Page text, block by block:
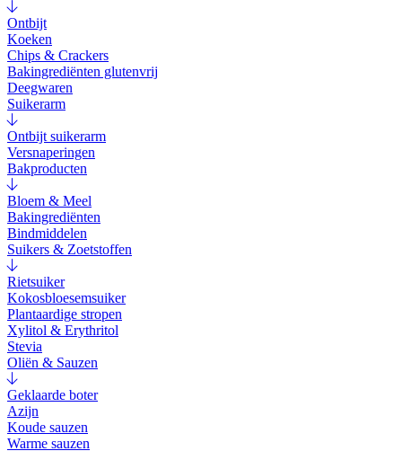
Ontbijt
Koeken
Chips & Crackers
Bakingrediënten glutenvrij
Deegwaren
Suikerarm
Ontbijt suikerarm
Versnaperingen
Bakproducten
Bloem & Meel
Bakingrediënten
Bindmiddelen
Suikers & Zoetstoffen
Rietsuiker
Kokosbloesemsuiker
Plantaardige stropen
Xylitol & Erythritol
Stevia
Oliën & Sauzen
Geklaarde boter
Azijn
Koude sauzen
Warme sauzen